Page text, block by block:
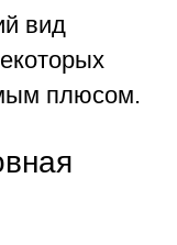
вид
плюсом.